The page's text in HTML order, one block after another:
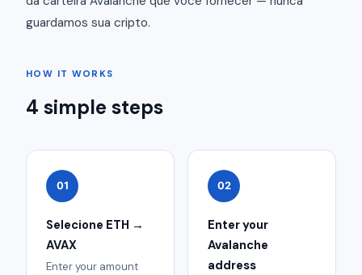
guardamos sua cripto.
HOW IT WORKS
4 simple steps
01
Selecione ETH →
AVAX
Enter your amount
02
Enter your
Avalanche
address